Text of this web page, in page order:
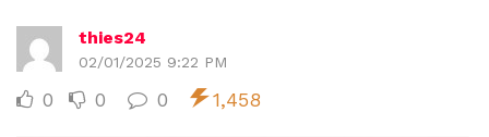
thies24
02/01/2025 9:22 PM
0 0 0 1,458